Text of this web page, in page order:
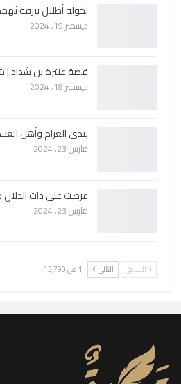
لخولة أطلال ببرقة
ديسمبر 19, 2024
قصة عنترة بن شداد |
ديسمبر 18, 2024
تبدي الغرام وأهل
مارس 23, 2024
عرضت على ذات الدلال
مارس 23, 2024
السابق التالي 1 من 13٬790